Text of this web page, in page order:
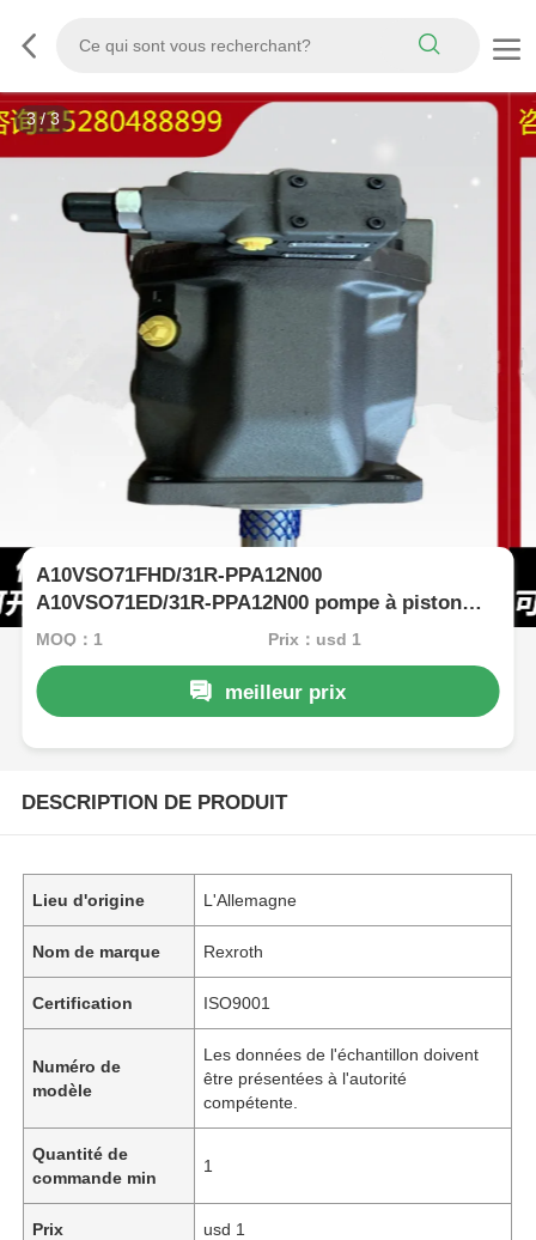
3/3
A10VSO71FHD/31R-PPA12N00
A10VSO71ED/31R-PPA12N00 pompe à piston
d'origine à haute pression pour excavatrice
MOQ：1 Prix：usd 1
meilleur prix
DESCRIPTION DE PRODUIT
Lieu d'origine L'Allemagne
Nom de marque Rexroth
Certification ISO9001
Numéro de
modèle
Les données de l'échantillon doivent
être présentées à l'autorité
compétente.
Quantité de
commande min
1
Prix usd 1